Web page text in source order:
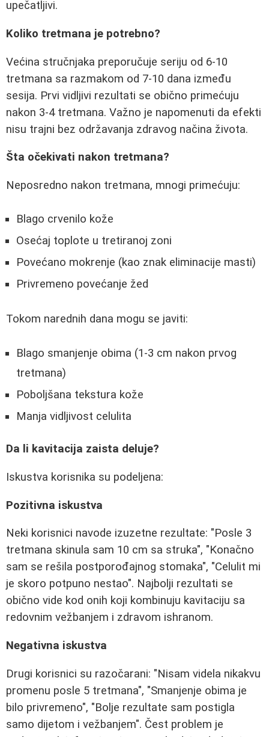
upečatljivi.
Koliko tretmana je potrebno?
Većina stručnjaka preporučuje seriju od 6-10
tretmana sa razmakom od 7-10 dana između
sesija. Prvi vidljivi rezultati se obično primećuju
nakon 3-4 tretmana. Važno je napomenuti da efekti
nisu trajni bez održavanja zdravog načina života.
Šta očekivati nakon tretmana?
Neposredno nakon tretmana, mnogi primećuju:
Blago crvenilo kože
Osećaj toplote u tretiranoj zoni
Povećano mokrenje (kao znak eliminacije masti)
Privremeno povećanje žed
Tokom narednih dana mogu se javiti:
Blago smanjenje obima (1-3 cm nakon prvog
tretmana)
Poboljšana tekstura kože
Manja vidljivost celulita
Da li kavitacija zaista deluje?
Iskustva korisnika su podeljena:
Pozitivna iskustva
Neki korisnici navode izuzetne rezultate: "Posle 3
tretmana skinula sam 10 cm sa struka", "Konačno
sam se rešila postporođajnog stomaka", "Celulit mi
je skoro potpuno nestao". Najbolji rezultati se
obično vide kod onih koji kombinuju kavitaciju sa
redovnim vežbanjem i zdravom ishranom.
Negativna iskustva
Drugi korisnici su razočarani: "Nisam videla nikakvu
promenu posle 5 tretmana", "Smanjenje obima je
bilo privremeno", "Bolje rezultate sam postigla
samo dijetom i vežbanjem". Čest problem je